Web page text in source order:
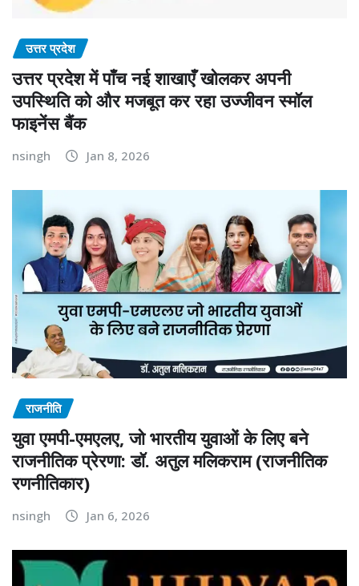
उत्तर प्रदेश
उत्तर प्रदेश में पाँच नई शाखाएँ खोलकर अपनी
उपस्थिति को और मजबूत कर रहा उज्जीवन स्मॉल
फाइनेंस बैंक
nsingh
राजनीति
युवा एमपी-एमएलए, जो भारतीय युवाओं के लिए बने
राजनीतिक प्रेरणा: डॉ. अतुल मलिकराम (राजनीतिक
रणनीतिकार)
nsingh